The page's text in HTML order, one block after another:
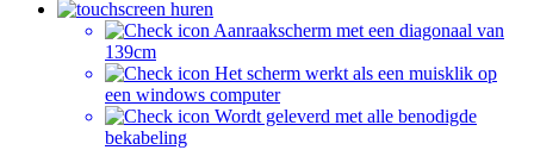
Aanraakscherm met een diagonaal van
139cm
Het scherm werkt als een muisklik op
een windows computer
Wordt geleverd met alle benodigde
bekabeling